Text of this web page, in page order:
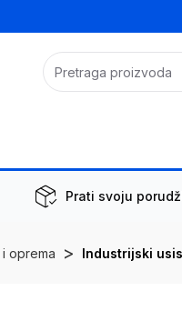
Prati svoju
oprema > Industrijski